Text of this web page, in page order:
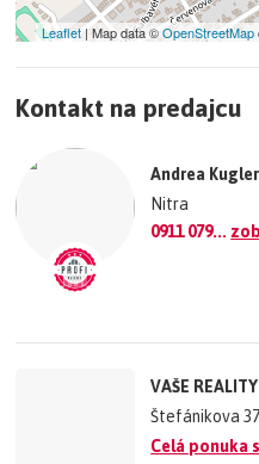
−
©OpenStreetMap
Leaflet| Map data ©OpenStreetMap
Kontakt na predajcu
Andrea
Nitra
0911 079...
VAŠE
Štefánikova
Celá ponuka